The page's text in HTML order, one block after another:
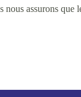
assurons que